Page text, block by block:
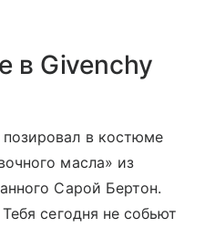
в Givenchy
в костюме
масла» из
Сарой Бертон.
сегодня не собьют